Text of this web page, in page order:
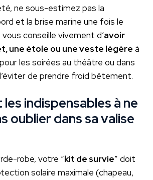
ne sous-estimez pas la
et la brise marine une fois le
conseille vivement d’avoir
une étole ou une veste légère à
les soirées au théâtre ou dans
de prendre froid bêtement.
indispensables à ne
oublier dans sa valise
robe, votre “kit de survie” doit
solaire maximale (chapeau,